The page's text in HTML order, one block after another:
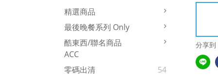
精選商品
最後晚餐系列 Only
酷東西/聯名商品
ACC
零碼出清
54
分享到